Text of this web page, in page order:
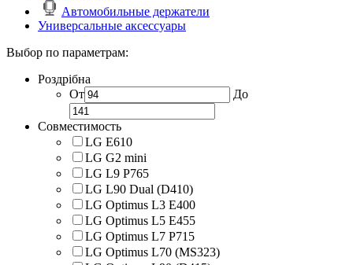
Автомобильные держатели
Универсальные аксессуары
Выбор по параметрам:
Роздрібна
От
До
Совместимость
LG E610
LG G2 mini
LG L9 P765
LG L90 Dual (D410)
LG Optimus L3 E400
LG Optimus L5 E455
LG Optimus L7 P715
LG Optimus L70 (MS323)